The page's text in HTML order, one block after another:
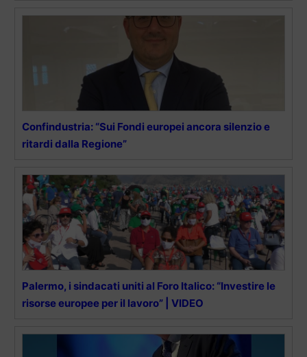
Confindustria: “Sui Fondi europei ancora silenzio e
ritardi dalla Regione”
Palermo, i sindacati uniti al Foro Italico: “Investire le
risorse europee per il lavoro” | VIDEO